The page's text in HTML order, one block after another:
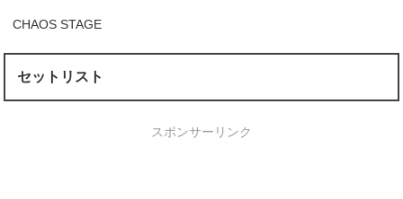
CHAOS STAGE
セットリスト
スポンサーリンク